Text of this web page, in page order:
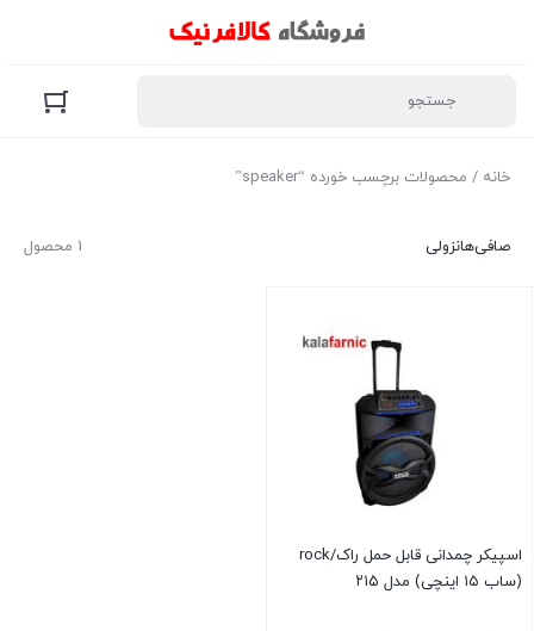
خانه / محصولات برچسب خورده “speaker”
1 محصول صافی‌هانزولی
اسپیکر چمدانی قابل حمل راک/rock
(ساب ۱۵ اینچی) مدل ۲۱۵